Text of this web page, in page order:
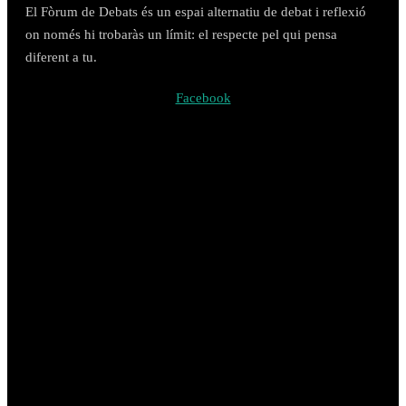
El Fòrum de Debats és un espai alternatiu de debat i reflexió
on només hi trobaràs un límit: el respecte pel qui pensa
diferent a tu.
Facebook